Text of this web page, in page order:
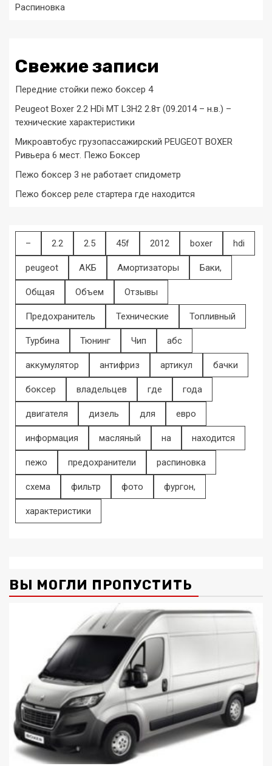
Распиновка
Свежие записи
Передние стойки пежо боксер 4
Peugeot Boxer 2.2 HDi MT L3H2 2.8т (09.2014 – н.в.) –
технические характеристики
Микроавтобус грузопассажирский PEUGEOT BOXER
Ривьера 6 мест. Пежо Боксер
Пежо боксер 3 не работает спидометр
Пежо боксер реле стартера где находится
– 2.2 2.5 45f 2012 boxer hdi
peugeot АКБ Амортизаторы Баки,
Общая Объем Отзывы
Предохранитель Технические Топливный
Турбина Тюнинг Чип абс
аккумулятор антифриз артикул бачки
боксер владельцев где года
двигателя дизель для евро
информация масляный на находится
пежо предохранители распиновка
схема фильтр фото фургон,
характеристики
ВЫ МОГЛИ ПРОПУСТИТЬ